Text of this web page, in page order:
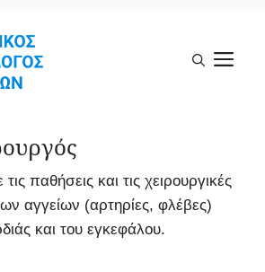
παθήσεις και τις χειρουργικές
αγγείων (αρτηρίες, φλέβες)
και του εγκεφάλου.